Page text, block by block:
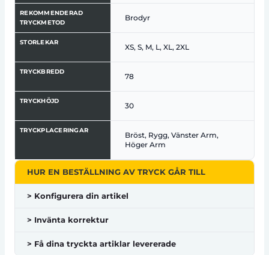
REKOMMENDERAD
TRYCKMETOD
Brodyr
STORLEKAR
XS, S, M, L, XL, 2XL
TRYCKBREDD
78
TRYCKHÖJD
30
TRYCKPLACERINGAR
Bröst, Rygg, Vänster Arm,
Höger Arm
HUR EN BESTÄLLNING AV TRYCK GÅR TILL
> Konfigurera din artikel
> Invänta korrektur
> Få dina tryckta artiklar levererade